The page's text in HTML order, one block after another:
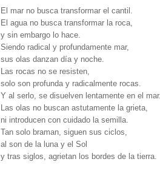
El mar no busca transformar el cantil.
El agua no busca transformar la roca,
y sin embargo lo hace.
Siendo radical y profundamente mar,
sus olas danzan día y noche.
Las rocas no se resisten,
solo son profunda y radicalmente rocas.
Y al serlo, se disuelven lentamente en el mar.
Las olas no buscan astutamente la grieta,
ni introducen con cuidado la semilla.
Tan solo braman, siguen sus ciclos,
al son de la luna y el Sol
y tras siglos, agrietan los bordes de la tierra.